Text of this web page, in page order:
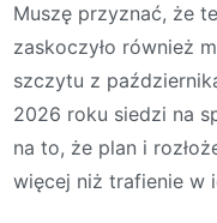
Muszę przyznać, że
zaskoczyło również
szczytu z
2026 roku siedzi na
na to, że plan i
więcej niż trafienie w